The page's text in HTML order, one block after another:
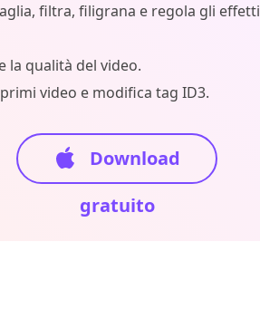
filtra, filigrana e regola gli effetti
la qualità del video.
video e modifica tag ID3.
Download
gratuito